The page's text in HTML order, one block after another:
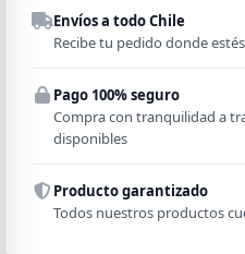
Región
Comuna
Envíos a todo Chile
Recibe tu pedido donde
Pago 100% seguro
Compra con tranquilidad a
disponibles
Producto garantizado
Todos nuestros productos